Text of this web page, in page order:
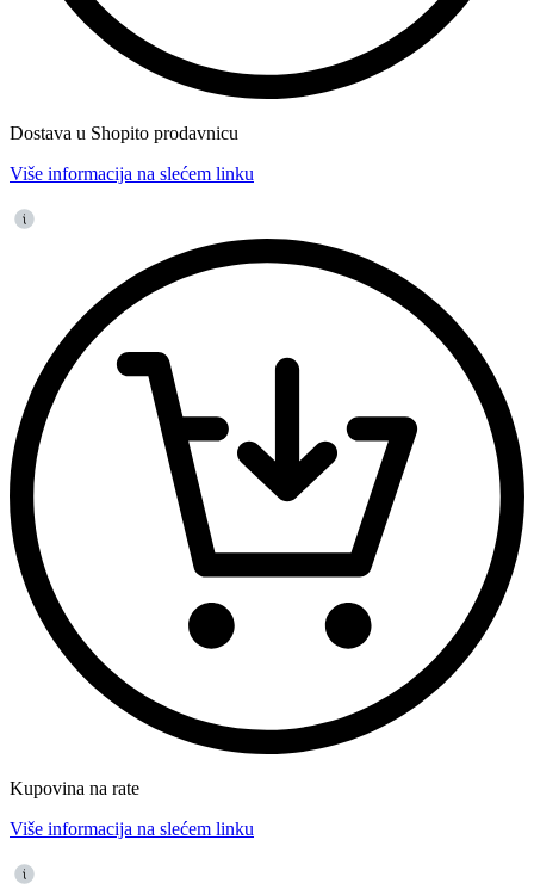
Dostava u Shopito prodavnicu
Više informacija na slećem linku
Kupovina na rate
Više informacija na slećem linku